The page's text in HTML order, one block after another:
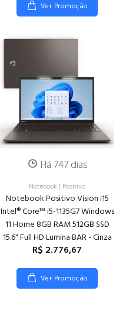
Ver Promoção
Há 747 dias
Notebook | Positivo
Notebook Positivo Vision i15
Intel® Core™ i5-1135G7 Windows
11 Home 8GB RAM 512GB SSD
15.6" Full HD Lumina BAR - Cinza
R$ 2.776,67
Ver Promoção